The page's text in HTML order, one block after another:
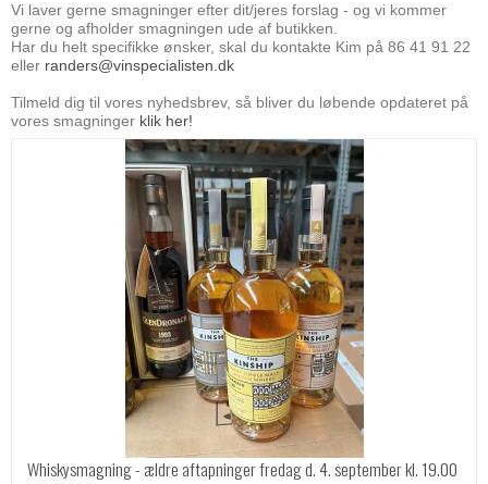
Vi laver gerne smagninger efter dit/jeres forslag - og vi kommer
gerne og afholder smagningen ude af butikken.
Har du helt specifikke ønsker, skal du kontakte Kim på 86 41 91 22
eller randers@vinspecialisten.dk
Tilmeld dig til vores nyhedsbrev, så bliver du løbende opdateret på
vores smagninger klik her!
Whiskysmagning - ældre aftapninger fredag d. 4. september kl. 19.00